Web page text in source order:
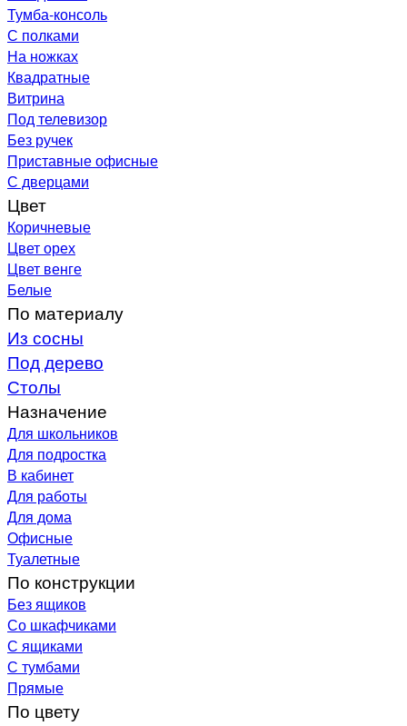
Тумба-консоль
С полками
На ножках
Квадратные
Витрина
Под телевизор
Без ручек
Приставные офисные
С дверцами
Цвет
Коричневые
Цвет орех
Цвет венге
Белые
По материалу
Из сосны
Под дерево
Столы
Назначение
Для школьников
Для подростка
В кабинет
Для работы
Для дома
Офисные
Туалетные
По конструкции
Без ящиков
Со шкафчиками
С ящиками
С тумбами
Прямые
По цвету